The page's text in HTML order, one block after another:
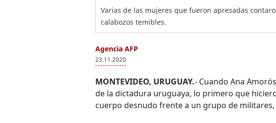
Varias de las mujeres que fueron apresadas
calabozos temibles.
Agencia AFP
23.11.2020
MONTEVIDEO, URUGUAY.- Cuando Ana
de la dictadura uruguaya, lo primero que
cuerpo desnudo frente a un grupo de